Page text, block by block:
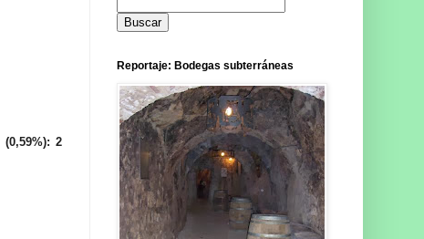
2
Reportaje: Bodegas subterráneas